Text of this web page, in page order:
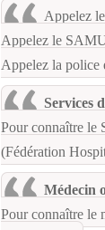
Appelez
Appelez le
Appelez la police
Services
Pour connaître le
(Fédération
Médecin
Pour connaître le